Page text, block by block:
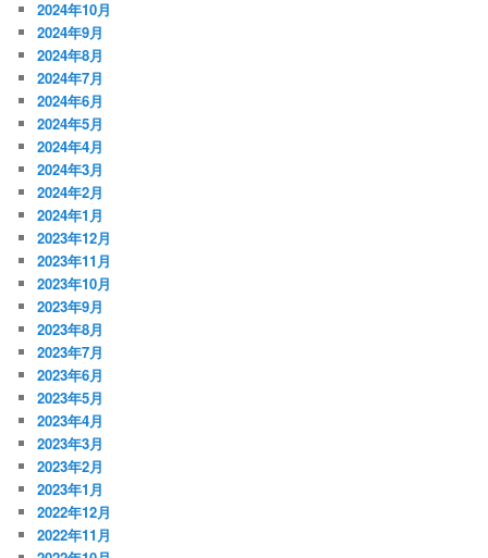
2024年10月
2024年9月
2024年8月
2024年7月
2024年6月
2024年5月
2024年4月
2024年3月
2024年2月
2024年1月
2023年12月
2023年11月
2023年10月
2023年9月
2023年8月
2023年7月
2023年6月
2023年5月
2023年4月
2023年3月
2023年2月
2023年1月
2022年12月
2022年11月